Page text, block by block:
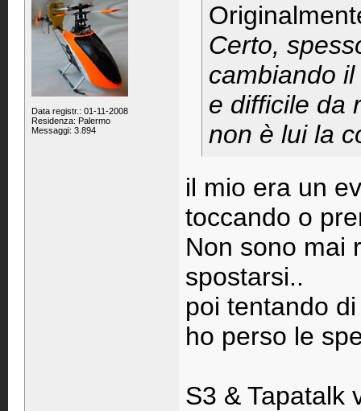
Data registr.: 01-11-2008
Residenza: Palermo
Messaggi: 3.894
Certo,
cambiando
e difficile da
non è lui la
il mio era un
toccando o
Non sono mai
spostarsi..
poi tentando
ho perso le
S3 & Tapatalk